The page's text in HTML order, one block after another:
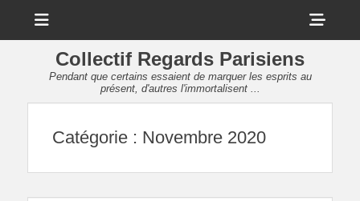
Collectif Regards Parisiens
Pendant que certains essaient de marquer les esprits au
présent, d'autres l'immortalisent ...
Catégorie : Novembre 2020